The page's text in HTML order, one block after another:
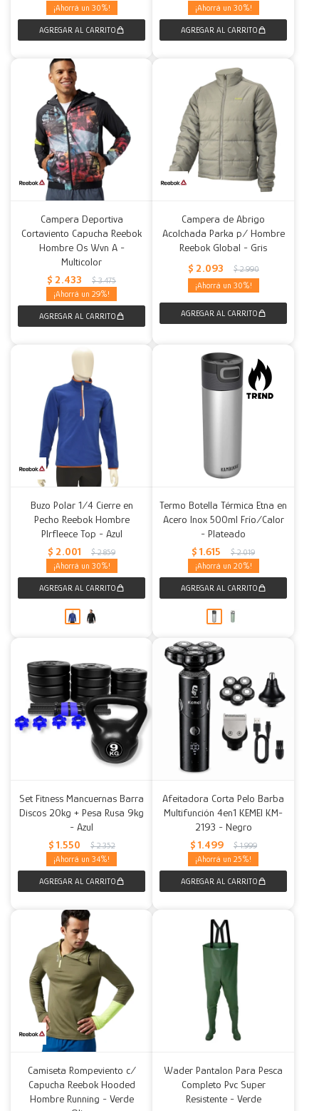
30
30
Campera Deportiva
Cortaviento Capucha Reebok
Hombre Os Wvn A -
Multicolor
$ 2.433 $ 3.475
29
Campera de Abrigo
Acolchada Parka p/ Hombre
Reebok Global - Gris
$ 2.093 $ 2.990
30
Buzo Polar 1/4 Cierre en
Pecho Reebok Hombre
Plrfleece Top - Azul
$ 2.001 $ 2.859
30
Termo Botella Térmica Etna en
Acero Inox 500ml Frío/Calor
- Plateado
$ 1.615 $ 2.019
20
Set Fitness Mancuernas Barra
Discos 20kg + Pesa Rusa 9kg
- Azul
$ 1.550 $ 2.352
34
Afeitadora Corta Pelo Barba
Multifunción 4en1 KEMEI KM-
2193 - Negro
$ 1.499 $ 1.999
25
Camiseta Rompeviento c/
Capucha Reebok Hooded
Hombre Running - Verde
Wader Pantalon Para Pesca
Completo Pvc Super
Resistente - Verde